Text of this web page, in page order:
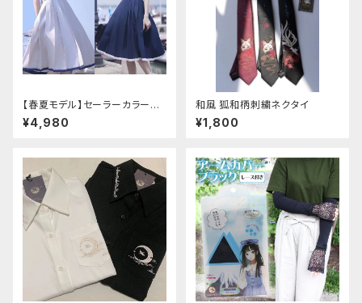
【春夏モデル】セーラーカラープ
リーツワンピース
¥4,980
和風 狐和柄刺繍ネクタイ
¥1,800